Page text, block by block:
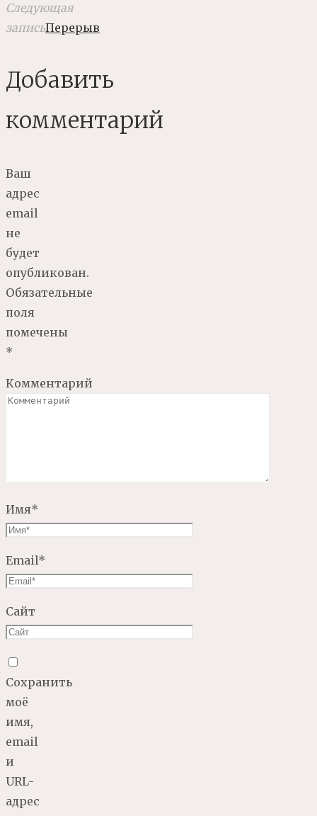
Следующая
записьПерерыв
Добавить
комментарий
Ваш
адрес
email
не
будет
опубликован.
Обязательные
поля
помечены
*
Комментарий
Имя*
Email*
Сайт
Сохранить
моё
имя,
email
и
URL-
адрес